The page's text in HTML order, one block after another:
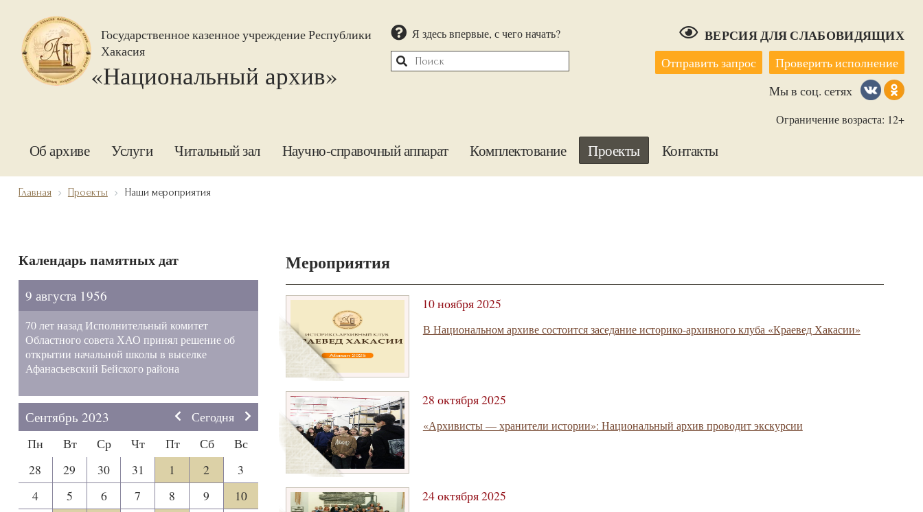
Государственное казенное учреждение Республики
Хакасия
«Национальный архив»
Я здесь впервые, с чего начать? ВЕРСИЯ ДЛЯ СЛАБОВИДЯЩИХ
Отправить запрос
Проверить исполнение
Мы в соц. сетях
Ограничение возраста: 12+
Об архиве Услуги Читальный зал Научно-справочный аппарат Комплектование Проекты Контакты
Главная Проекты Наши мероприятия
Календарь памятных дат
9 августа 1956
70 лет назад Исполнительный комитет
Областного совета ХАО принял решение об
открытии начальной школы в выселке
Афанасьевский Бейского района
Сентябрь 2023
Сегодня
Пн
Вт Ср Чт Пт Сб
Вс
28
29 30 31 1 2
3
4
5 6 7 8 9
10
Мероприятия
10 ноября 2025
В Национальном архиве состоится заседание историко-архивного клуба «Краевед Хакасии»
28 октября 2025
«Архивисты — хранители истории»: Национальный архив проводит экскурсии
24 октября 2025